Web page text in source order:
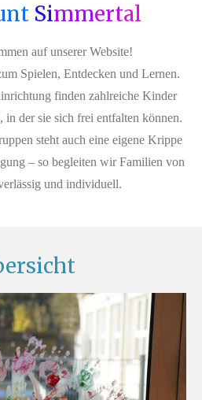
Simmertal
auf unserer Website!
Spielen, Entdecken und Lernen.
finden zahlreiche Kinder
der sie sich frei entfalten können.
steht auch eine eigene Krippe
– so begleiten wir Familien von
und individuell.